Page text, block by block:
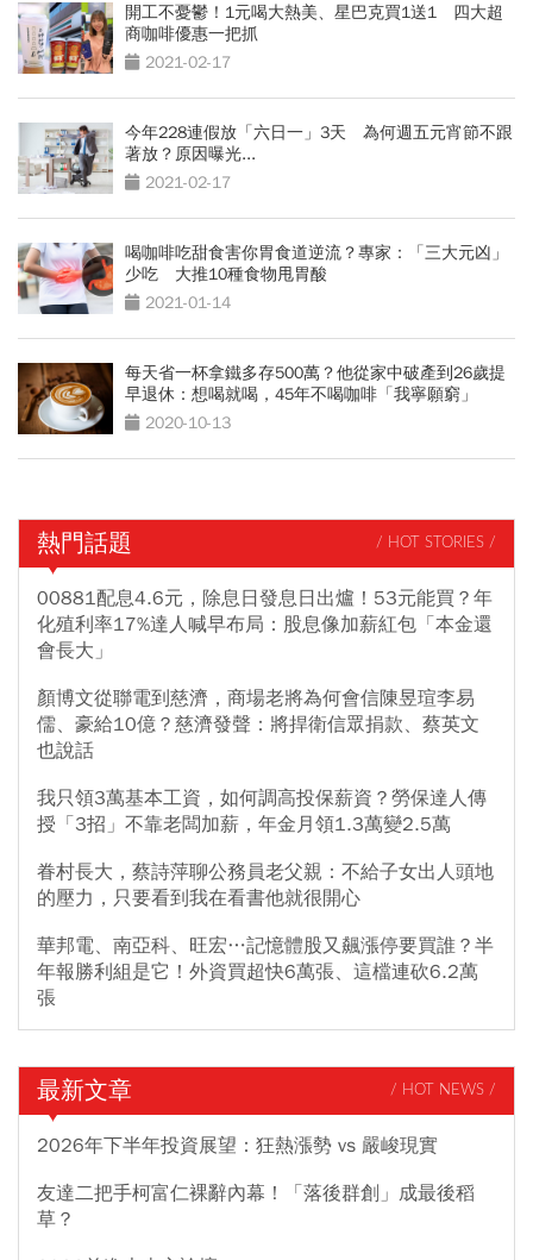
開工不憂鬱！1元喝大熱美、星巴克買1送1 四大超
商咖啡優惠一把抓
2021-02-17
今年228連假放「六日一」3天 為何週五元宵節不跟
著放？原因曝光...
2021-02-17
喝咖啡吃甜食害你胃食道逆流？專家：「三大元凶」
少吃 大推10種食物甩胃酸
2021-01-14
每天省一杯拿鐵多存500萬？他從家中破產到26歲提
早退休：想喝就喝，45年不喝咖啡「我寧願窮」
2020-10-13
熱門話題 / HOT STORIES /
00881配息4.6元，除息日發息日出爐！53元能買？年
化殖利率17%達人喊早布局：股息像加薪紅包「本金還
會長大」
顏博文從聯電到慈濟，商場老將為何會信陳昱瑄李易
儒、豪給10億？慈濟發聲：將捍衛信眾捐款、蔡英文
也說話
我只領3萬基本工資，如何調高投保薪資？勞保達人傳
授「3招」不靠老闆加薪，年金月領1.3萬變2.5萬
眷村長大，蔡詩萍聊公務員老父親：不給子女出人頭地
的壓力，只要看到我在看書他就很開心
華邦電、南亞科、旺宏…記憶體股又飆漲停要買誰？半
年報勝利組是它！外資買超快6萬張、這檔連砍6.2萬
張
最新文章 / HOT NEWS /
2026年下半年投資展望：狂熱漲勢 vs 嚴峻現實
友達二把手柯富仁裸辭內幕！「落後群創」成最後稻
草？